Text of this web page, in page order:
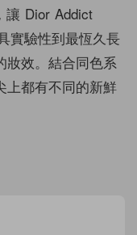
讓 Dior Addict
實驗性到最恆久長
妝效。結合同色系
上都有不同的新鮮